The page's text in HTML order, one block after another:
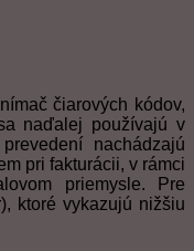
čiarových kódov,
naďalej používajú v
nachádzajú
pri fakturácii, v rámci
priemysle. Pre
ktoré vykazujú nižšiu